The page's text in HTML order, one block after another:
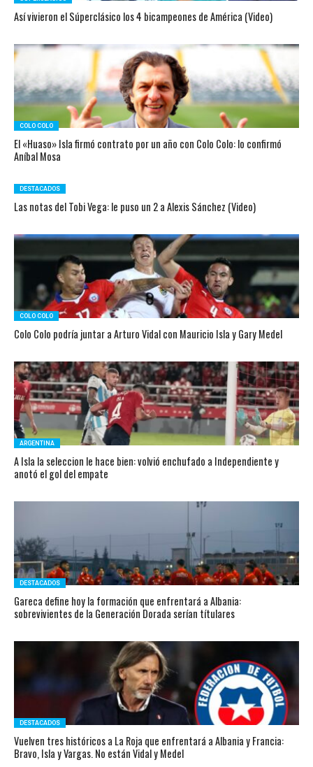
Así vivieron el Súperclásico los 4 bicampeones de América (Video)
COLO COLO
El «Huaso» Isla firmó contrato por un año con Colo Colo: lo confirmó
Aníbal Mosa
DESTACADOS
Las notas del Tobi Vega: le puso un 2 a Alexis Sánchez (Video)
COLO COLO
Colo Colo podría juntar a Arturo Vidal con Mauricio Isla y Gary Medel
ARGENTINA
A Isla la seleccion le hace bien: volvió enchufado a Independiente y
anotó el gol del empate
DESTACADOS
Gareca define hoy la formación que enfrentará a Albania:
sobrevivientes de la Generación Dorada serían títulares
DESTACADOS
Vuelven tres históricos a La Roja que enfrentará a Albania y Francia:
Bravo, Isla y Vargas. No están Vidal y Medel